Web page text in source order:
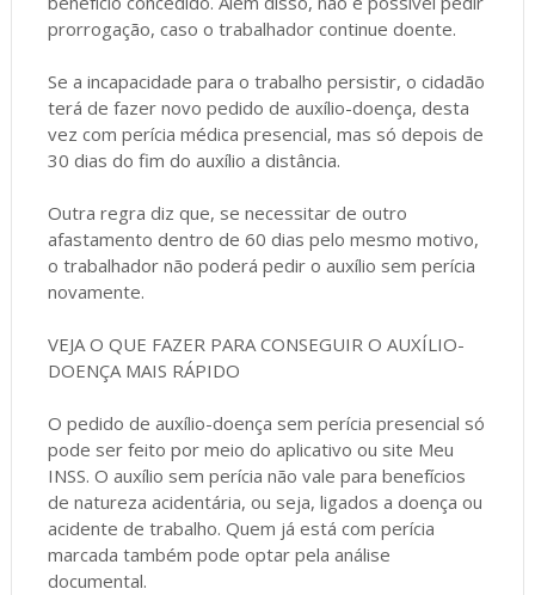
prorrogação, caso o trabalhador continue doente.
Se a incapacidade para o trabalho persistir, o cidadão
terá de fazer novo pedido de auxílio-doença, desta
vez com perícia médica presencial, mas só depois de
30 dias do fim do auxílio a distância.
Outra regra diz que, se necessitar de outro
afastamento dentro de 60 dias pelo mesmo motivo,
o trabalhador não poderá pedir o auxílio sem perícia
novamente.
VEJA O QUE FAZER PARA CONSEGUIR O AUXÍLIO-
DOENÇA MAIS RÁPIDO
O pedido de auxílio-doença sem perícia presencial só
pode ser feito por meio do aplicativo ou site Meu
INSS. O auxílio sem perícia não vale para benefícios
de natureza acidentária, ou seja, ligados a doença ou
acidente de trabalho. Quem já está com perícia
marcada também pode optar pela análise
documental.